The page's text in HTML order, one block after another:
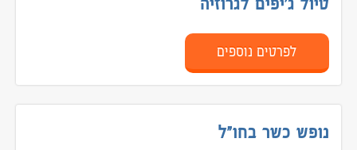
טיולים מאורגנים לדרום אמריקה
טיולים מאורגנים למרכז אמריקה
לפרטים נוספים
נופש כשר בחו"ל